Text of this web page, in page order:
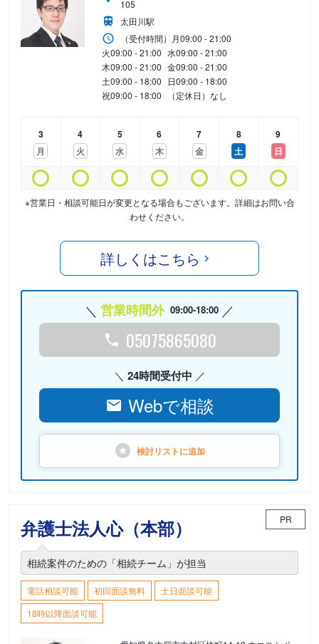
105
太田川駅
（受付時間） 月09:00 - 21:00
火09:00 - 21:00 水09:00 - 21:00
木09:00 - 21:00 金09:00 - 21:00
土09:00 - 18:00 日09:00 - 18:00
祝09:00 - 18:00 （定休日）なし
3
月
4
火
5
水
6
木
7
金
8
土
9
日
※営業日・相談可能日が変更となる場合もございます。詳細はお問い合
わせください。
詳しくはこちら
営業時間外 09:00-18:00
05075865080
24時間受付中
Webで相談
検討リストに追加
弁護士法人心（本部） PR
相続案件のための「相続チーム」が担当
電話相談可能 初回面談無料
土日面談可能
18時以降面談可能